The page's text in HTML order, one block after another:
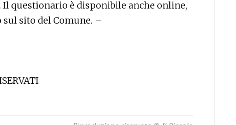
questionario è disponibile anche online,
sul sito del Comune. –